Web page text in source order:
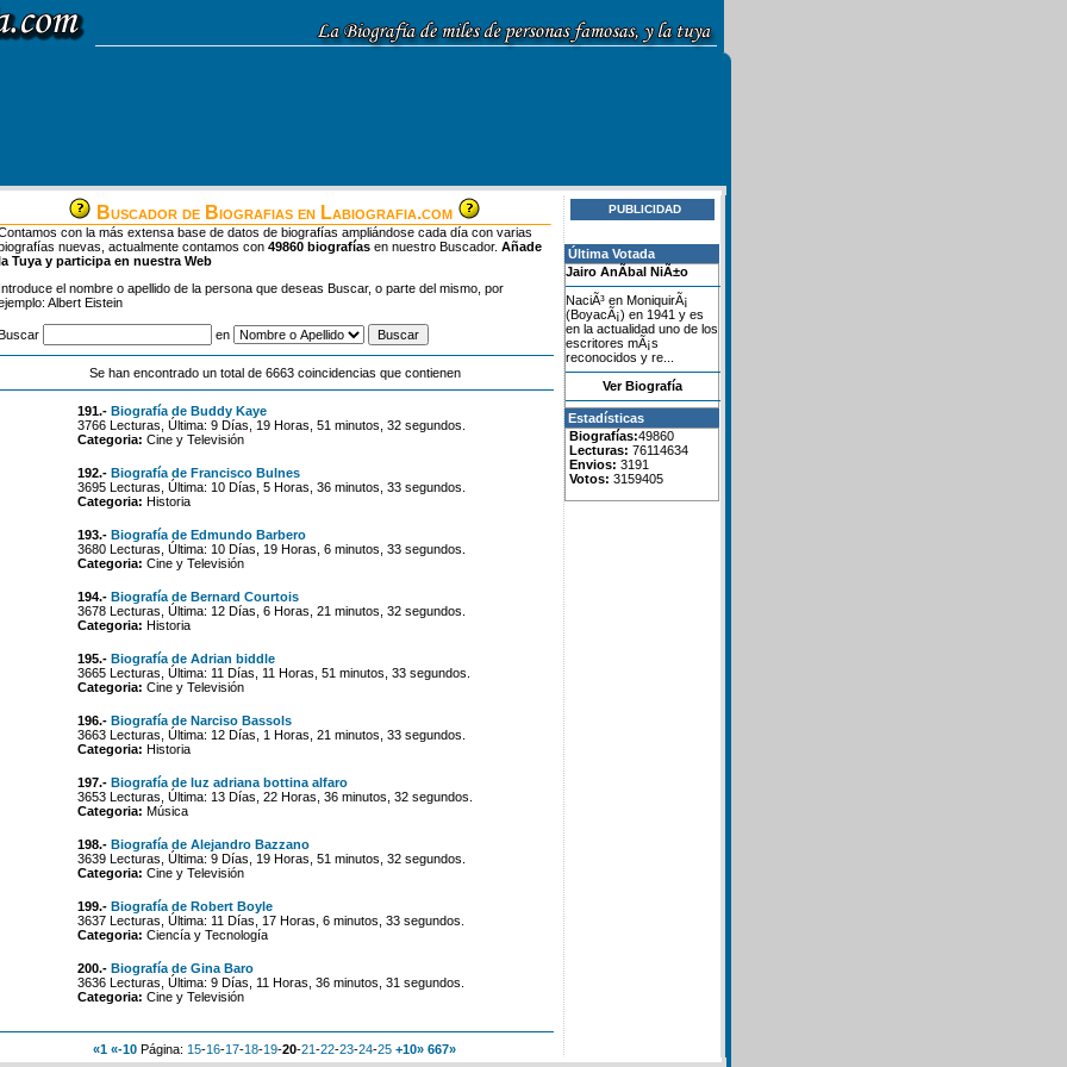
Buscador de Biografias en Labiografia.com
con la más extensa base de datos de biografías ampliándose cada día con varias
nuevas, actualmente contamos con 49860 biografías en nuestro Buscador. Añade
Tuya y participa en nuestra Web
Introduce el nombre o apellido de la persona que deseas Buscar, o parte del mismo, por
Albert Eistein
en
Se han encontrado un total de 6663 coincidencias que contienen
191.- Biografía de Buddy Kaye
3766 Lecturas, Última: 9 Días, 19 Horas, 51 minutos, 32 segundos.
Categoria: Cine y Televisión
192.- Biografía de Francisco Bulnes
3695 Lecturas, Última: 10 Días, 5 Horas, 36 minutos, 33 segundos.
Categoria: Historia
193.- Biografía de Edmundo Barbero
3680 Lecturas, Última: 10 Días, 19 Horas, 6 minutos, 33 segundos.
Categoria: Cine y Televisión
194.- Biografía de Bernard Courtois
3678 Lecturas, Última: 12 Días, 6 Horas, 21 minutos, 32 segundos.
Categoria: Historia
195.- Biografía de Adrian biddle
3665 Lecturas, Última: 11 Días, 11 Horas, 51 minutos, 33 segundos.
Categoria: Cine y Televisión
196.- Biografía de Narciso Bassols
3663 Lecturas, Última: 12 Días, 1 Horas, 21 minutos, 33 segundos.
Categoria: Historia
197.- Biografía de luz adriana bottina alfaro
3653 Lecturas, Última: 13 Días, 22 Horas, 36 minutos, 32 segundos.
Categoria: Música
198.- Biografía de Alejandro Bazzano
3639 Lecturas, Última: 9 Días, 19 Horas, 51 minutos, 32 segundos.
Categoria: Cine y Televisión
199.- Biografía de Robert Boyle
3637 Lecturas, Última: 11 Días, 17 Horas, 6 minutos, 33 segundos.
Categoria: Ciencía y Tecnología
200.- Biografía de Gina Baro
3636 Lecturas, Última: 9 Días, 11 Horas, 36 minutos, 31 segundos.
Categoria: Cine y Televisión
«1 «-10 Página: 15-16-17-18-19-20-21-22-23-24-25 +10» 667»
PUBLICIDAD
Última Votada
Jairo AnÃ­bal NiÃ±o
NaciÃ³ en MoniquirÃ¡
(BoyacÃ¡) en 1941 y es
en la actualidad uno de los
escritores mÃ¡s
reconocidos y re...
Ver Biografía
Estadísticas
Biografías:49860
Lecturas: 76114634
Envios: 3191
Votos: 3159405